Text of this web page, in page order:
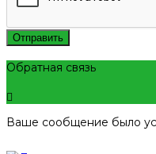
Отправить
Обратная связь
Ваше сообщение было